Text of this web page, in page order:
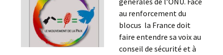
au renforcement du
blocus la France doit
faire entendre sa voix au
conseil de sécurité et à